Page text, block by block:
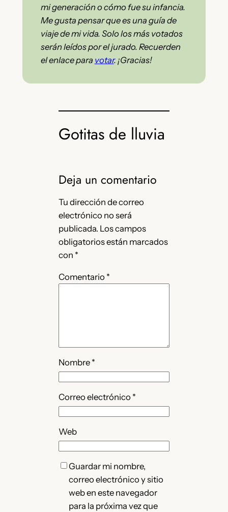
mi generación o cómo fue su infancia.
Me gusta pensar que es una guía de
viaje de mi vida. Solo los más votados
serán leídos por el jurado. Recuerden
el enlace para votar. ¡Gracias!
Gotitas de lluvia
Deja un comentario
Tu dirección de correo
electrónico no será
publicada. Los campos
obligatorios están marcados
con *
Comentario *
Nombre *
Correo electrónico *
Web
Guardar mi nombre,
correo electrónico y sitio
web en este navegador
para la próxima vez que